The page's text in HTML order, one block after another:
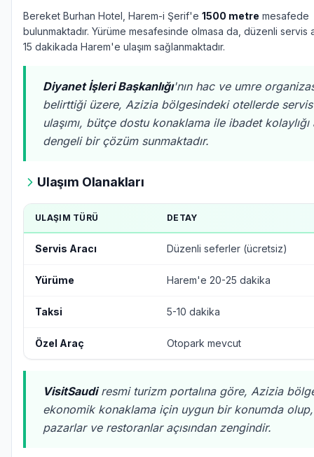
Bereket Burhan Hotel, Harem-i Şerif'e 1500 metre mesafede
bulunmaktadır. Yürüme mesafesinde olmasa da, düzenli servis
15 dakikada Harem'e ulaşım sağlanmaktadır.
Diyanet İşleri Başkanlığı'nın hac ve umre
belirttiği üzere, Azizia bölgesindeki otellerde servis
ulaşımı, bütçe dostu konaklama ile ibadet kolaylığı
dengeli bir çözüm sunmaktadır.
Ulaşım Olanakları
ULAŞIM TÜRÜ DETAY
Servis Aracı Düzenli seferler (ücretsiz)
Yürüme Harem'e 20-25 dakika
Taksi 5-10 dakika
Özel Araç Otopark mevcut
VisitSaudiresmi turizm portalına göre, Azizia
ekonomik konaklama için uygun bir konumda
pazarlar ve restoranlar açısından zengindir.